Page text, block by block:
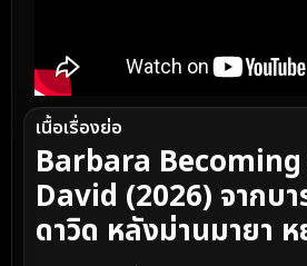
เนื้อเรื่องย่อ
Barbara
David (2026) จากบา
ดาวิด หลังม่านมายา ห